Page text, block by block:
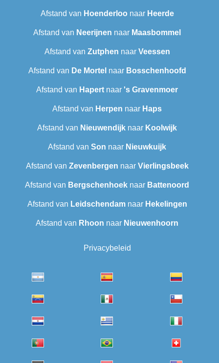
Afstand van Hoenderloo naar Heerde
Afstand van Neerijnen naar Maasbommel
Afstand van Zutphen naar Veessen
Afstand van De Mortel naar Bosschenhoofd
Afstand van Hapert naar 's Gravenmoer
Afstand van Herpen naar Haps
Afstand van Nieuwendijk naar Koolwijk
Afstand van Son naar Nieuwkuijk
Afstand van Zevenbergen naar Vierlingsbeek
Afstand van Bergschenhoek naar Battenoord
Afstand van Leidschendamnaar Hekelingen
Afstand van Rhoon naar Nieuwenhoorn
Privacybeleid